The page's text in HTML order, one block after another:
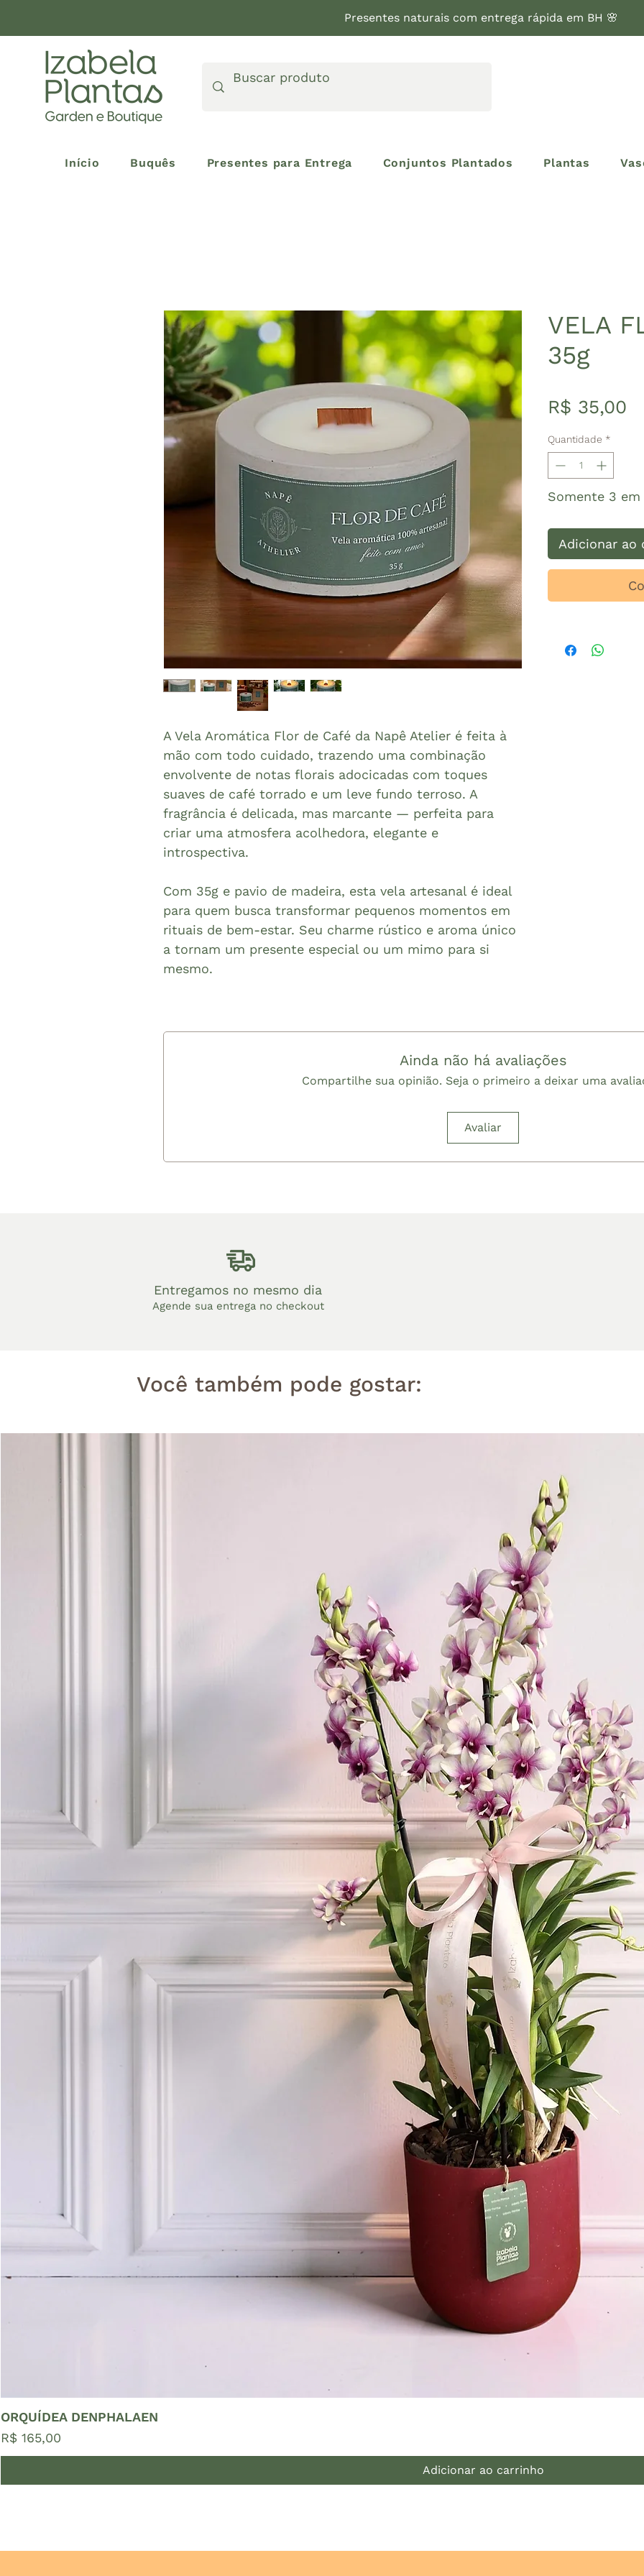
Presentes naturais com entrega rápida em BH 🌸
Início Buquês Presentes para Entrega Conjuntos Plantados Plantas
A Vela Aromática Flor de Café da Napê Atelier é feita à
mão com todo cuidado, trazendo uma combinação
envolvente de notas florais adocicadas com toques
suaves de café torrado e um leve fundo terroso. A
fragrância é delicada, mas marcante — perfeita para
criar uma atmosfera acolhedora, elegante e
introspectiva.
Com 35g e pavio de madeira, esta vela artesanal é ideal
para quem busca transformar pequenos momentos em
rituais de bem-estar. Seu charme rústico e aroma único
a tornam um presente especial ou um mimo para si
mesmo.
VELA
35g
R$ 35,00
Quantidade *
Somente 3
Adicionar ao
Ainda não há avaliações
Compartilhe sua opinião. Seja o primeiro a deixar uma
Avaliar
Entregamos no mesmo dia
Agende sua entrega no checkout
Você também pode gostar:
ORQUÍDEA DENPHALAEN
Preço
R$ 165,00
Adicionar ao carrinho